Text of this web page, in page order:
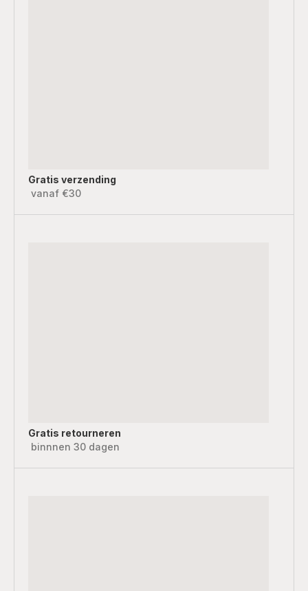
Gratis verzending
vanaf €30
Gratis retourneren
binnnen 30 dagen